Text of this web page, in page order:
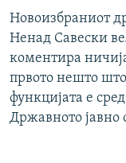
Новоизбраниот
Ненад Савески
коментира
првото нешто
функцијата е
Државното јавно